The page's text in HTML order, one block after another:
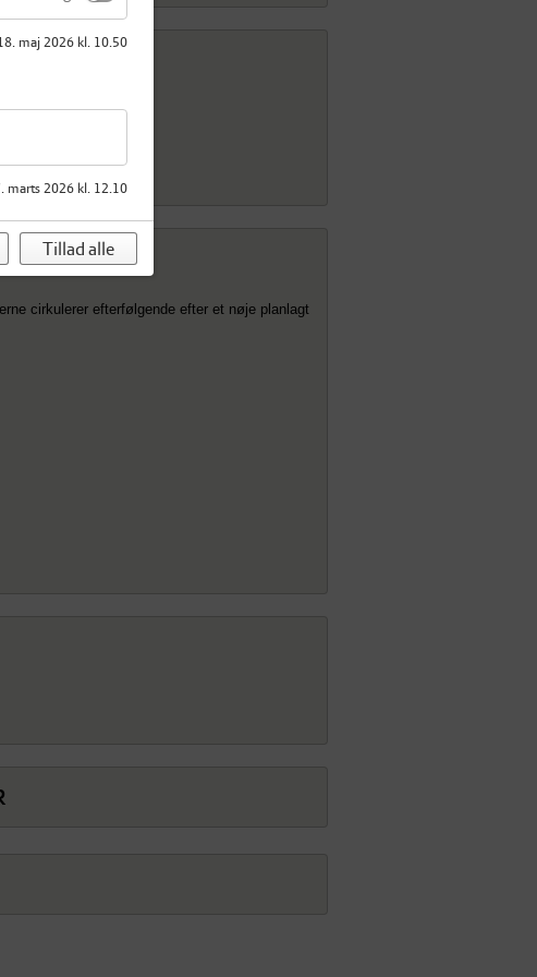
cirkulerer efterfølgende efter et nøje planlagt
maj 2026 kl. 10.50
marts 2026 kl. 12.10
Tillad alle